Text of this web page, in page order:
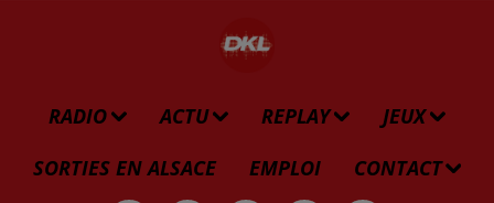
RADIO ACTU REPLAY
JEUX
SORTIES EN ALSACE
EMPLOI CONTACT